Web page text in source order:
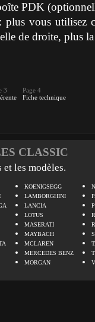
PDK
plus vous utilisez
de droite, plus
3
Page 4
Fiche technique
CLASSIC
les modèles.
KOENIGSEGG
LAMBORGHINI
LANCIA
LOTUS
MASERATI
MAYBACH
MCLAREN
MERCEDES BENZ
MORGAN